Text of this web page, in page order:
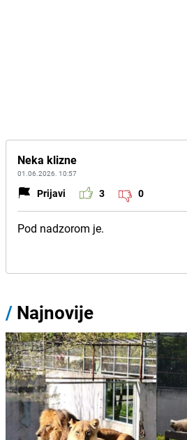
Neka klizne
01.06.2026. 10:57
Prijavi 3 0
Pod nadzorom je.
/ Najnovije